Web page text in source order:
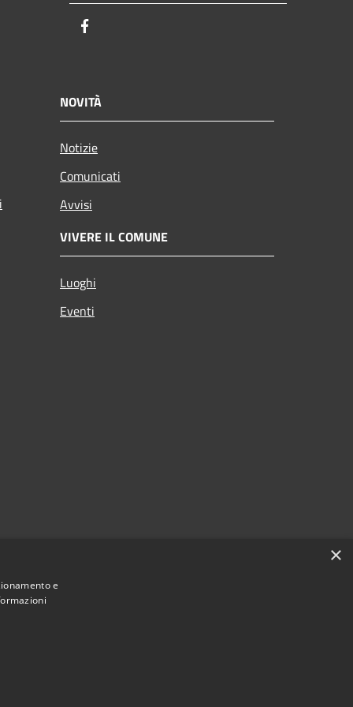
NOVITÀ
Notizie
Comunicati
Avvisi
VIVERE IL COMUNE
Luoghi
Eventi
×
e